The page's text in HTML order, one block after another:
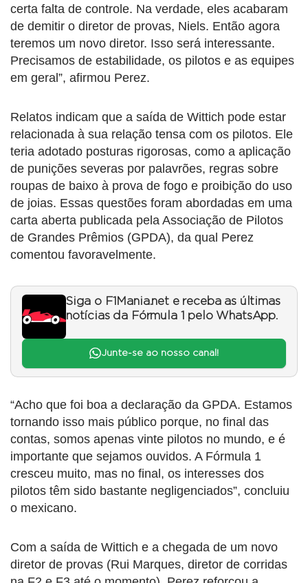
certa falta de controle. Na verdade, eles acabaram
de demitir o diretor de provas, Niels. Então agora
teremos um novo diretor. Isso será interessante.
Precisamos de estabilidade, os pilotos e as equipes
em geral”, afirmou Perez.
Relatos indicam que a saída de Wittich pode estar
relacionada à sua relação tensa com os pilotos. Ele
teria adotado posturas rigorosas, como a aplicação
de punições severas por palavrões, regras sobre
roupas de baixo à prova de fogo e proibição do uso
de joias. Essas questões foram abordadas em uma
carta aberta publicada pela Associação de Pilotos
de Grandes Prêmios (GPDA), da qual Perez
comentou favoravelmente.
Siga o F1Mania.net e receba as últimas
notícias da Fórmula 1 pelo WhatsApp.
Junte-se ao nosso canal!
“Acho que foi boa a declaração da GPDA. Estamos
tornando isso mais público porque, no final das
contas, somos apenas vinte pilotos no mundo, e é
importante que sejamos ouvidos. A Fórmula 1
cresceu muito, mas no final, os interesses dos
pilotos têm sido bastante negligenciados”, concluiu
o mexicano.
Com a saída de Wittich e a chegada de um novo
diretor de provas (Rui Marques, diretor de corridas